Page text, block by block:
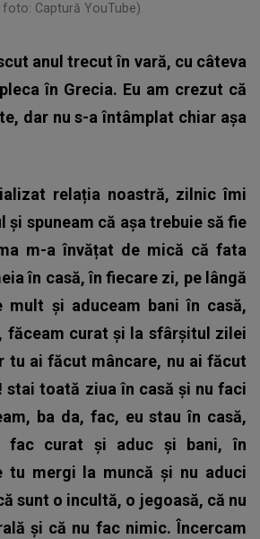
foto: Captură YouTube)
anul trecut în vară, cu câteva
în Grecia. Eu am crezut că
dar nu s-a întâmplat chiar așa
relația noastră, zilnic îmi
și spuneam că așa trebuie să fie
m-a învățat de mică că fata
în casă, în fiecare zi, pe lângă
mult și aduceam bani în casă,
făceam curat și la sfârșitul zilei
tu ai făcut mâncare, nu ai făcut
stai toată ziua în casă și nu faci
ba da, fac, eu stau în casă,
fac curat și aduc și bani, în
tu mergi la muncă și nu aduci
sunt o incultă, o jegoasă, că nu
și că nu fac nimic. Încercam